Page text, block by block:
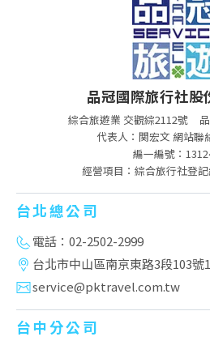
品冠國際旅行社股
綜合旅遊業 交觀綜2112號
代表人：関宏文 網站聯
編一編號：
經營項目：綜合旅行社登
台北總公司
電話：02-2502-2999
台北市中山區南京東路3段103號
service@pktravel.com.tw
台中分公司